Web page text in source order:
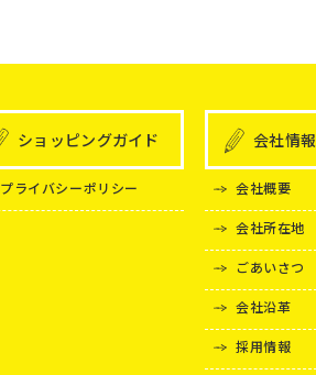
ショッピングガイド
プライバシーポリシー
会社情報
会社概要
会社所在地
ごあいさつ
会社沿革
採用情報